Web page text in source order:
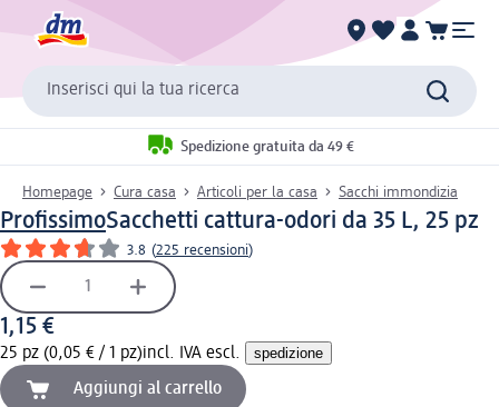
Inserisci qui la tua ricerca
Spedizione gratuita da 49 €
Homepage Cura casa Articoli per la casa Sacchi immondizia
ProfissimoSacchetti cattura-odori da 35 L, 25 pz
3.8 (225 recensioni)
1,15 €
25 pz (0,05 € / 1 pz)incl. IVA escl. spedizione
Aggiungi al carrello